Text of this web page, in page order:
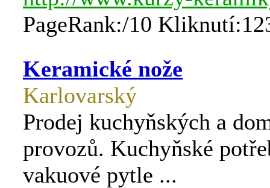
PageRank:/10
Keramické nože
Karlovarský
Prodej kuchyňských a
provozů. Kuchyňské
vakuové pytle ...